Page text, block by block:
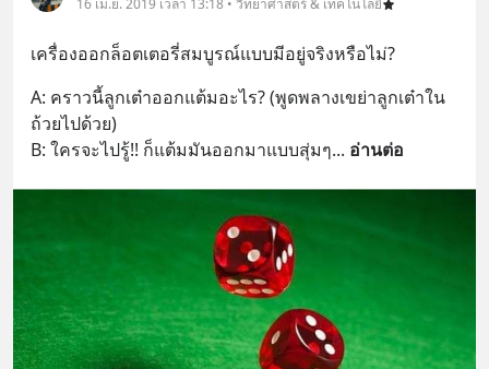
16 เม.ย. 2019 เวลา 13:18 • วิทยาศาสตร์ & เทคโนโลยี
เครื่องออกล็อตเตอรี่สมบูรณ์แบบมีอยู่จริงหรือไม่?
A: คราวนี้ลูกเต๋าออกแต้มอะไร? (พูดพลางเขย่าลูกเต๋าใน
ถ้วยไปด้วย)
B: ใครจะไปรู้!! ก็แต้มมันออกมาแบบสุ่มๆ... อ่านต่อ